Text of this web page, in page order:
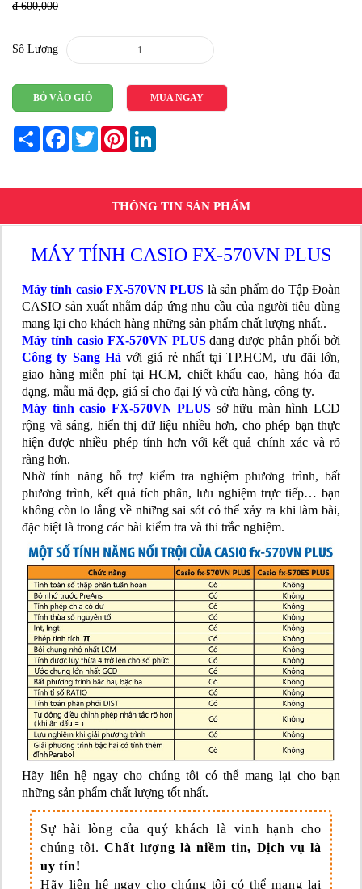
₫ 600,000
Số Lượng
BỎ VÀO GIỎ MUA NGAY
Share FacebookTwitterPinterest
THÔNG TIN SẢN PHẨM
MÁY TÍNH CASIO FX-570VN PLUS
Máy tính casio FX-570VN PLUS là sản phẩm do Tập Đoàn
CASIO sản xuất nhằm đáp ứng nhu cầu của người tiêu dùng
mang lại cho khách hàng những sản phẩm chất lượng nhất..
Máy tính casio FX-570VN PLUS đang được phân phối bởi
Công ty Sang Hà với giá rẻ nhất tại TP.HCM, ưu đãi lớn,
giao hàng miễn phí tại HCM, chiết khấu cao, hàng hóa đa
dạng, mẫu mã đẹp, giá sỉ cho đại lý và cửa hàng, công ty.
Máy tính casio FX-570VN PLUS sở hữu màn hình LCD
rộng và sáng, hiển thị dữ liệu nhiều hơn, cho phép bạn thực
hiện được nhiều phép tính hơn với kết quả chính xác và rõ
ràng hơn.
Nhờ tính năng hỗ trợ kiểm tra nghiệm phương trình, bất
phương trình, kết quả tích phân, lưu nghiệm trực tiếp… bạn
không còn lo lắng về những sai sót có thể xảy ra khi làm bài,
đặc biệt là trong các bài kiểm tra và thi trắc nghiệm.
Hãy liên hệ ngay cho chúng tôi có thể mang lại cho bạn
những sản phẩm chất lượng tốt nhất.
Sự hài lòng của quý khách là vinh hạnh cho
chúng tôi.Chất lượng là niềm tin, Dịch vụ là
uy tín!
Hãy liên hệ ngay cho chúng tôi có thể mang lại